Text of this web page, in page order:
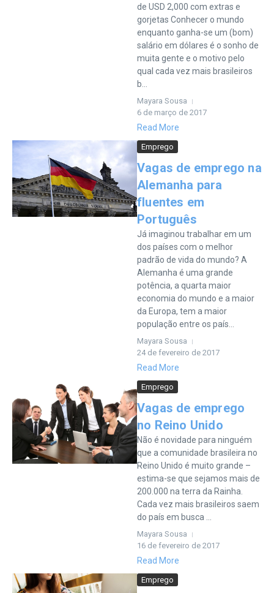
de USD 2,000 com extras e
gorjetas Conhecer o mundo
enquanto ganha-se um (bom)
salário em dólares é o sonho de
muita gente e o motivo pelo
qual cada vez mais brasileiros
b...
Mayara Sousa
6 de março de 2017
Read More
Emprego
Vagas de emprego na
Alemanha para
fluentes em
Português
Já imaginou trabalhar em um
dos países com o melhor
padrão de vida do mundo? A
Alemanha é uma grande
potência, a quarta maior
economia do mundo e a maior
da Europa, tem a maior
população entre os país...
Mayara Sousa
24 de fevereiro de 2017
Read More
Emprego
Vagas de emprego
no Reino Unido
Não é novidade para ninguém
que a comunidade brasileira no
Reino Unido é muito grande –
estima-se que sejamos mais de
200.000 na terra da Rainha.
Cada vez mais brasileiros saem
do país em busca ...
Mayara Sousa
16 de fevereiro de 2017
Read More
Emprego